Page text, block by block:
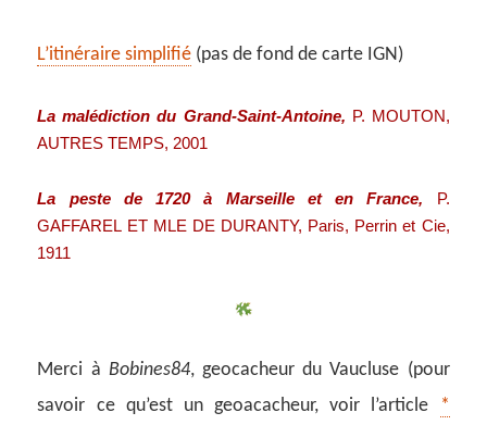
L’itinéraire simplifié (pas de fond de carte IGN)
La malédiction du Grand-Saint-Antoine, P. MOUTON,
AUTRES TEMPS, 2001
La peste de 1720 à Marseille et en France,
P.
GAFFAREL ET MLE DE DURANTY, Paris, Perrin et Cie,
1911
Merci à Bobines84, geocacheur du Vaucluse (pour
savoir ce qu’est un geoacacheur, voir l’article
*